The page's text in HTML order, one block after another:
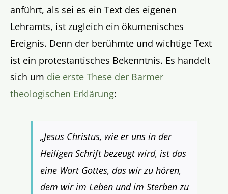
anführt, als sei es ein Text des eigenen
Lehramts, ist zugleich ein ökumenisches
Ereignis. Denn der berühmte und wichtige Text
ist ein protestantisches Bekenntnis. Es handelt
sich um die erste These der Barmer
theologischen Erklärung:
„Jesus Christus, wie er uns in der
Heiligen Schrift bezeugt wird, ist das
eine Wort Gottes, das wir zu hören,
dem wir im Leben und im Sterben zu